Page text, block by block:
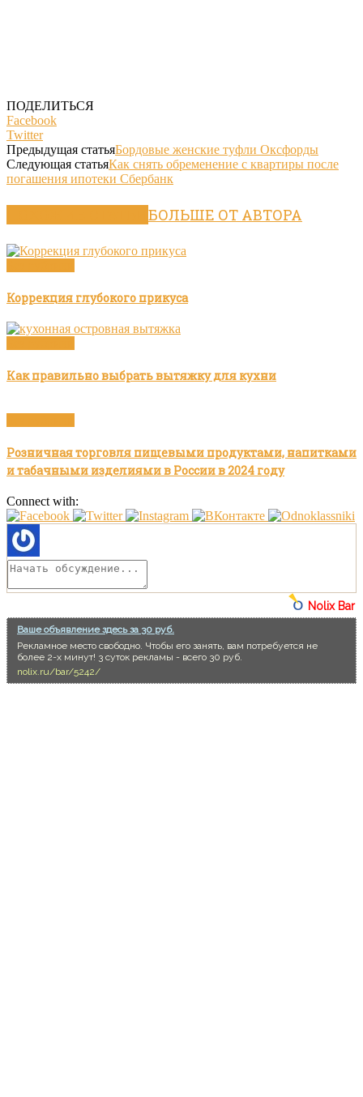
ПОДЕЛИТЬСЯ
Facebook
Twitter
Предыдущая статьяБордовые женские туфли Оксфорды
Следующая статьяКак снять обременение с квартиры после
погашения ипотеки Сбербанк
БОЛЬШЕ ОТ АВТОРА
Коррекция глубокого прикуса
Как правильно выбрать вытяжку для кухни
Розничная торговля пищевыми продуктами, напитками
и табачными изделиями в России в 2024 году
Connect with:
Nolix Bar
Ваше объявление здесь за 30 руб.
Рекламное место свободно. Чтобы его занять, вам потребуется не
более 2-х минут! 3 суток рекламы - всего 30 руб.
nolix.ru/bar/5242/